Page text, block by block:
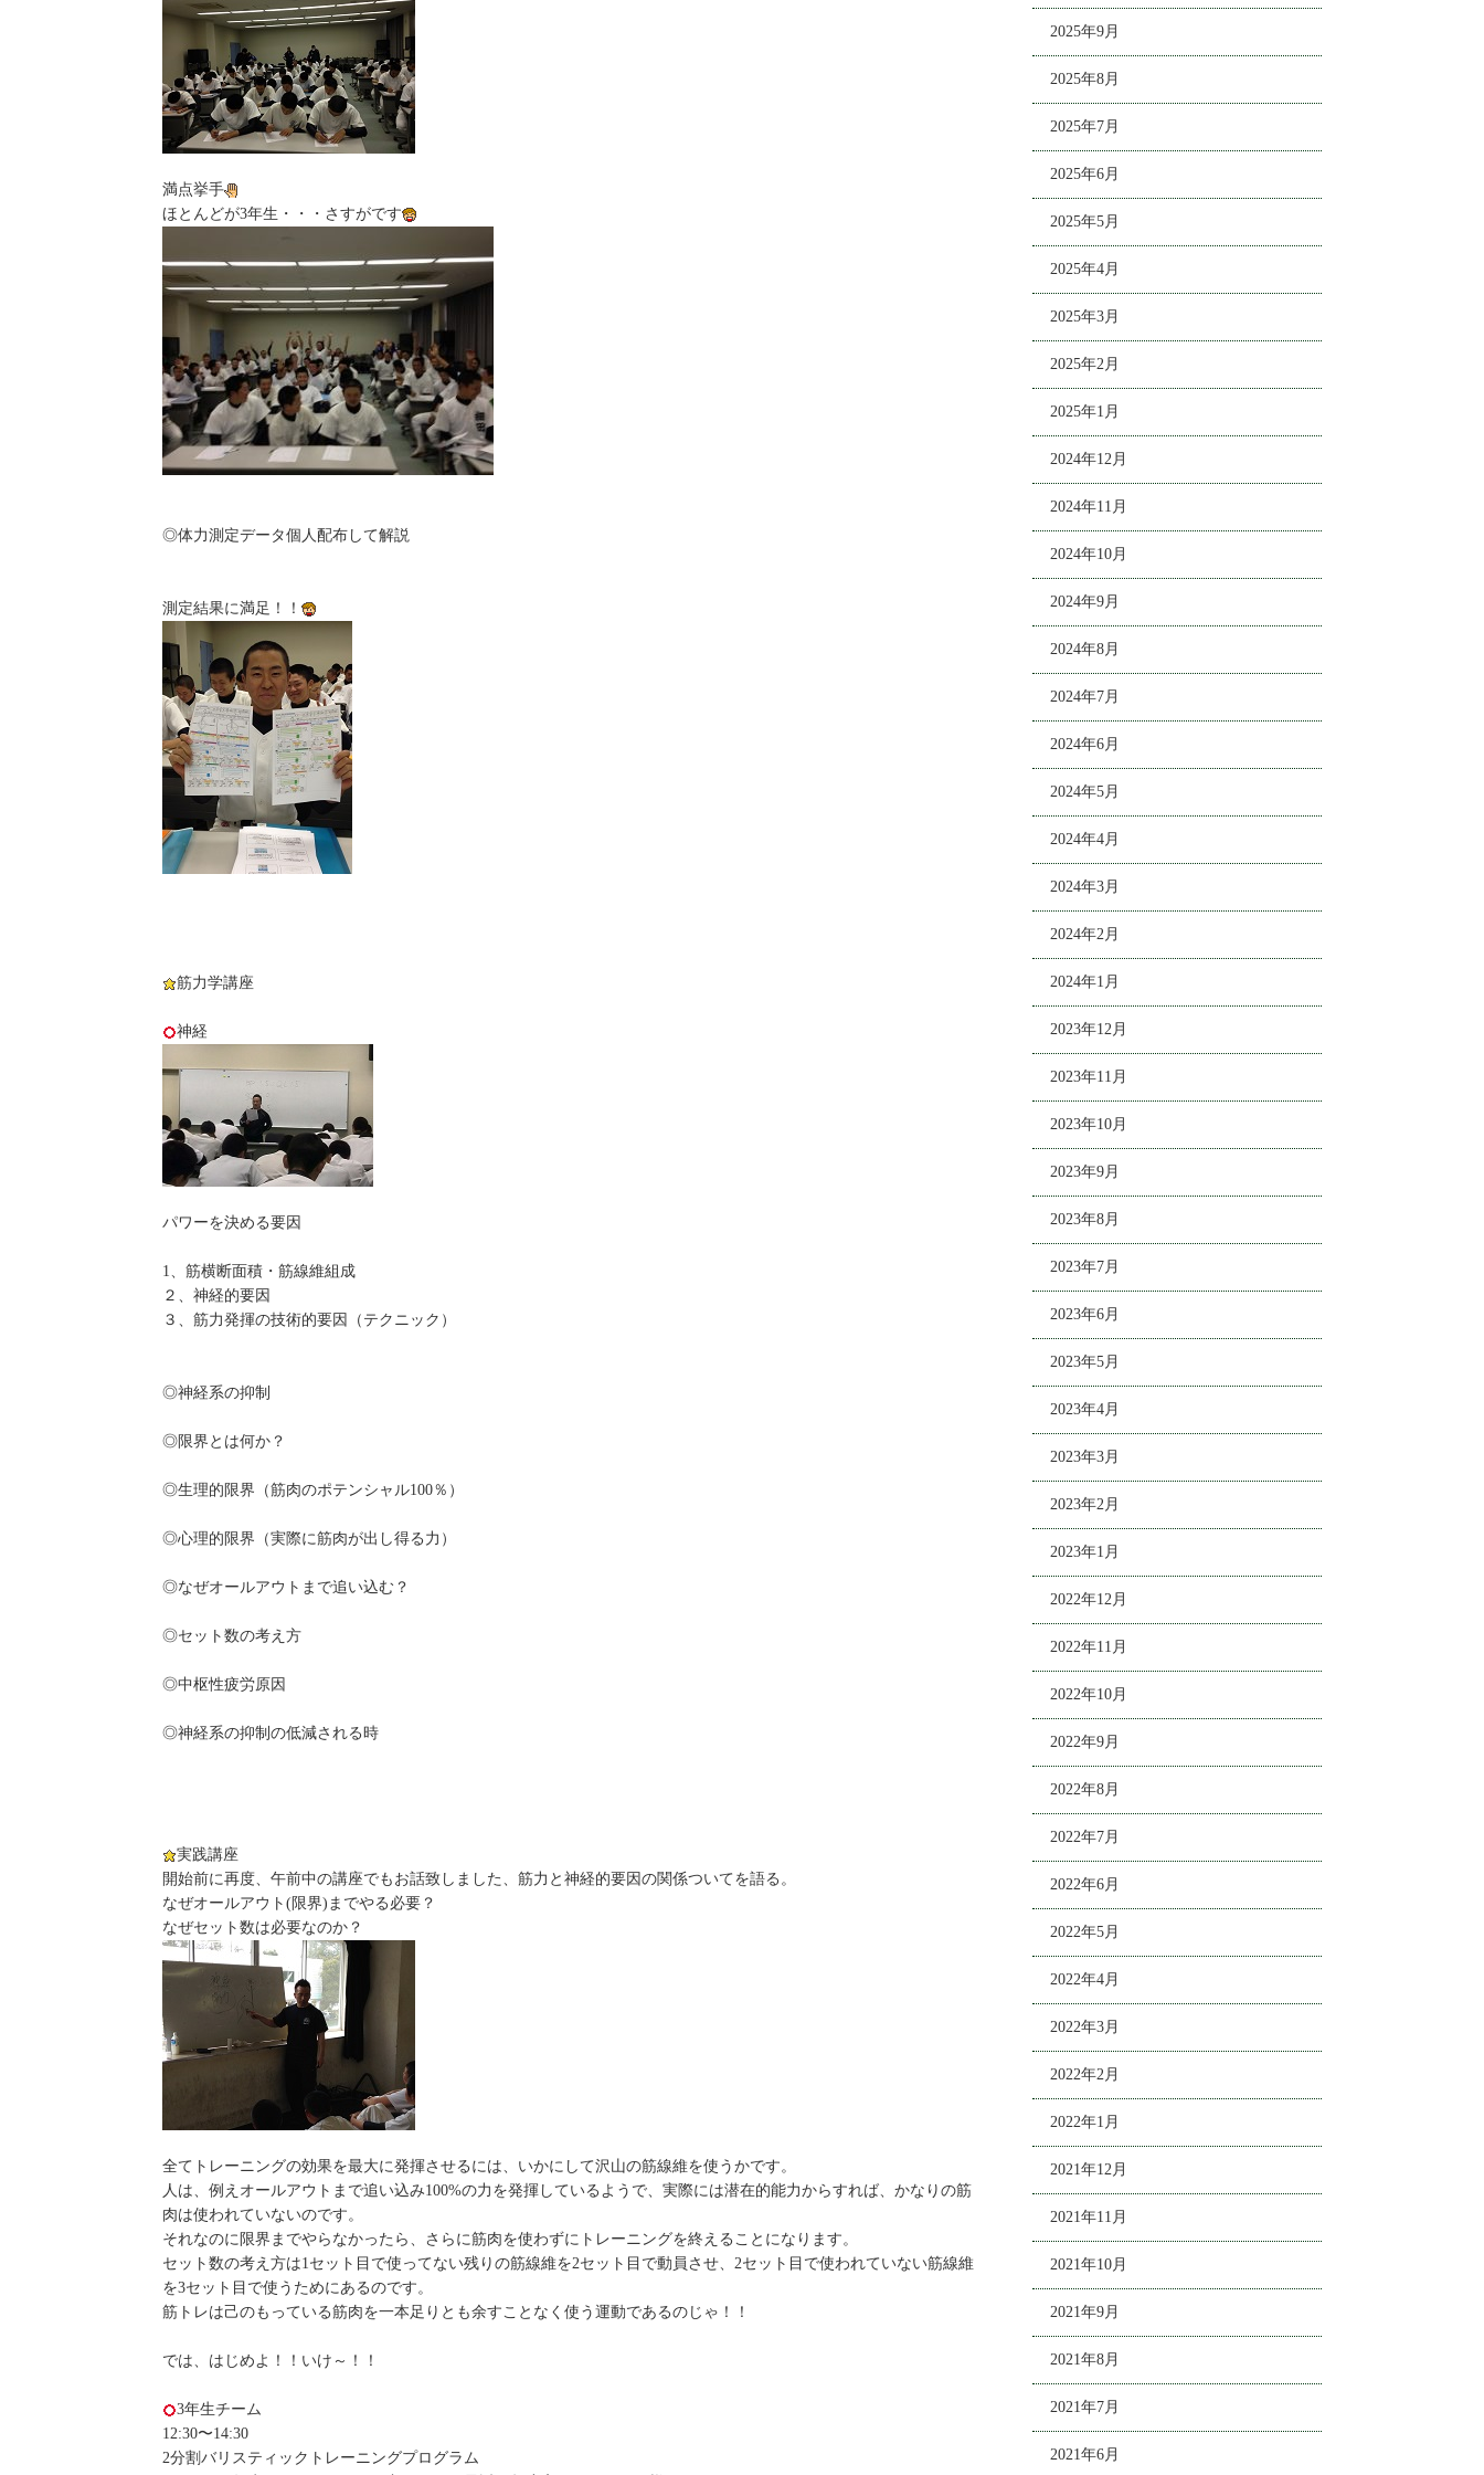
満点挙手
ほとんどが3年生・・・さすがです
◎体力測定データ個人配布して解説
測定結果に満足！！
筋力学講座
神経
パワーを決める要因
1、筋横断面積・筋線維組成
２、神経的要因
３、筋力発揮の技術的要因（テクニック）
◎神経系の抑制
◎限界とは何か？
◎生理的限界（筋肉のポテンシャル100％）
◎心理的限界（実際に筋肉が出し得る力）
◎なぜオールアウトまで追い込む？
◎セット数の考え方
◎中枢性疲労原因
◎神経系の抑制の低減される時
実践講座
開始前に再度、午前中の講座でもお話致しました、筋力と神経的要因の関係ついてを語る。
なぜオールアウト(限界)までやる必要？
なぜセット数は必要なのか？
全てトレーニングの効果を最大に発揮させるには、いかにして沢山の筋線維を使うかです。
人は、例えオールアウトまで追い込み100%の力を発揮しているようで、実際には潜在的能力からすれば、かなりの筋
肉は使われていないのです。
それなのに限界までやらなかったら、さらに筋肉を使わずにトレーニングを終えることになります。
セット数の考え方は1セット目で使ってない残りの筋線維を2セット目で動員させ、2セット目で使われていない筋線維
を3セット目で使うためにあるのです。
筋トレは己のもっている筋肉を一本足りとも余すことなく使う運動であるのじゃ！！
では、はじめよ！！いけ～！！
3年生チーム
12:30〜14:30
2分割バリスティックトレーニングプログラム
2025年9月
2025年8月
2025年7月
2025年6月
2025年5月
2025年4月
2025年3月
2025年2月
2025年1月
2024年12月
2024年11月
2024年10月
2024年9月
2024年8月
2024年7月
2024年6月
2024年5月
2024年4月
2024年3月
2024年2月
2024年1月
2023年12月
2023年11月
2023年10月
2023年9月
2023年8月
2023年7月
2023年6月
2023年5月
2023年4月
2023年3月
2023年2月
2023年1月
2022年12月
2022年11月
2022年10月
2022年9月
2022年8月
2022年7月
2022年6月
2022年5月
2022年4月
2022年3月
2022年2月
2022年1月
2021年12月
2021年11月
2021年10月
2021年9月
2021年8月
2021年7月
2021年6月